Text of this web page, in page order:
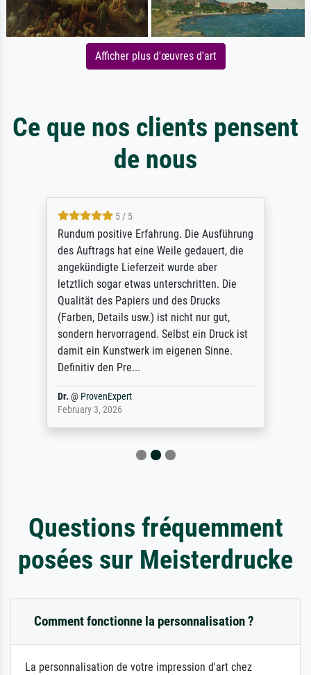
Afficher plus d'œuvres d'art
Ce que nos clients pensent
de nous
5 / 5
Rundum positive Erfahrung. Die Ausführung
des Auftrags hat eine Weile gedauert, die
angekündigte Lieferzeit wurde aber
letztlich sogar etwas unterschritten. Die
Qualität des Papiers und des Drucks
(Farben, Details usw.) ist nicht nur gut,
sondern hervorragend. Selbst ein Druck ist
damit ein Kunstwerk im eigenen Sinne.
Definitiv den Pre...
Dr. @ ProvenExpert
February 3, 2026
Questions fréquemment
posées sur Meisterdrucke
Comment fonctionne la personnalisation ?
La personnalisation de votre impression d'art chez